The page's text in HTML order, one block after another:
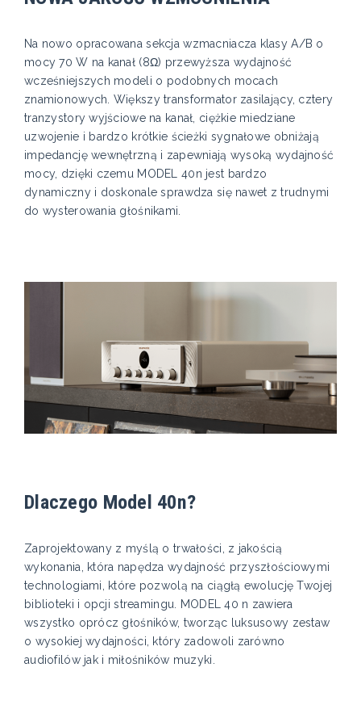
Na nowo opracowana sekcja wzmacniacza klasy A/B o
mocy 70 W na kanał (8Ω) przewyższa wydajność
wcześniejszych modeli o podobnych mocach
znamionowych. Większy transformator zasilający, cztery
tranzystory wyjściowe na kanał, ciężkie miedziane
uzwojenie i bardzo krótkie ścieżki sygnałowe obniżają
impedancję wewnętrzną i zapewniają wysoką wydajność
mocy, dzięki czemu MODEL 40n jest bardzo
dynamiczny i doskonale sprawdza się nawet z trudnymi
do wysterowania głośnikami.
Dlaczego Model 40n?
Zaprojektowany z myślą o trwałości, z jakością
wykonania, która napędza wydajność przyszłościowymi
technologiami, które pozwolą na ciągłą ewolucję Twojej
biblioteki i opcji streamingu. MODEL 40 n zawiera
wszystko oprócz głośników, tworząc luksusowy zestaw
o wysokiej wydajności, który zadowoli zarówno
audiofilów jak i miłośników muzyki.